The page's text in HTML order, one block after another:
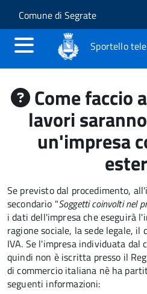
Salta al contenuto
Skip to site navigation
Comune di Segrate
Sportello
Come faccio
lavori
un'impresa
Se previsto dal procedimento,
secondario "Soggetti coinvolti nel
i dati dell'impresa che eseguirà
ragione sociale, la sede legale, il
IVA. Se l'impresa individuata
quindi non è iscritta presso il
di commercio italiana nè ha
seguenti informazioni: